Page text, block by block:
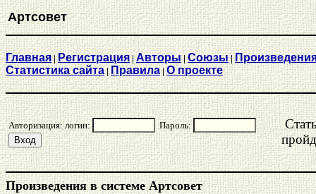
Артсовет
Главная|Регистрация|Aвторы|Союзы|
Статистика сайта | Правила|О проекте
Авторизация: логин: Пароль:
Произведения в системе Артсовет